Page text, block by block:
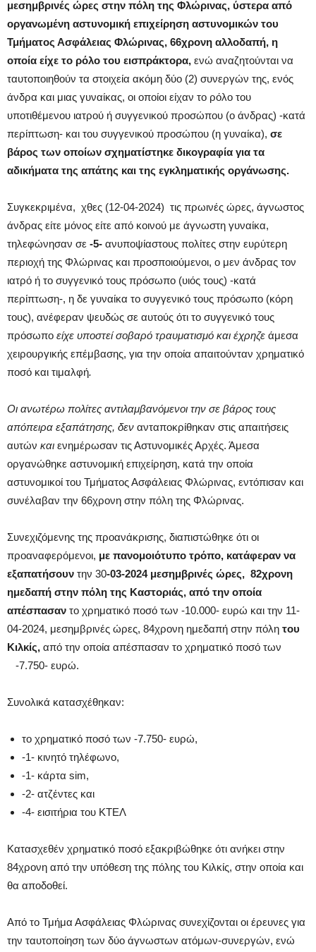
μεσημβρινές ώρες στην πόλη της Φλώρινας, ύστερα από
οργανωμένη αστυνομική επιχείρηση αστυνομικών του
Τμήματος Ασφάλειας Φλώρινας, 66χρονη αλλοδαπή, η
οποία είχε το ρόλο του εισπράκτορα, ενώ αναζητούνται να
ταυτοποιηθούν τα στοιχεία ακόμη δύο (2) συνεργών της, ενός
άνδρα και μιας γυναίκας, οι οποίοι είχαν το ρόλο του
υποτιθέμενου ιατρού ή συγγενικού προσώπου (ο άνδρας) -κατά
περίπτωση- και του συγγενικού προσώπου (η γυναίκα), σε
βάρος των οποίων σχηματίστηκε δικογραφία για τα
αδικήματα της απάτης και της εγκληματικής οργάνωσης.
Συγκεκριμένα, χθες (12-04-2024) τις πρωινές ώρες, άγνωστος
άνδρας είτε μόνος είτε από κοινού με άγνωστη γυναίκα,
τηλεφώνησαν σε -5- ανυποψίαστους πολίτες στην ευρύτερη
περιοχή της Φλώρινας και προσποιούμενοι, ο μεν άνδρας τον
ιατρό ή το συγγενικό τους πρόσωπο (υιός τους) -κατά
περίπτωση-, η δε γυναίκα το συγγενικό τους πρόσωπο (κόρη
τους), ανέφεραν ψευδώς σε αυτούς ότι το συγγενικό τους
πρόσωπο είχε υποστεί σοβαρό τραυματισμό και έχρηζε άμεσα
χειρουργικής επέμβασης, για την οποία απαιτούνταν χρηματικό
ποσό και τιμαλφή.
Οι ανωτέρω πολίτες αντιλαμβανόμενοι την σε βάρος τους
απόπειρα εξαπάτησης, δεν ανταποκρίθηκαν στις απαιτήσεις
αυτών και ενημέρωσαν τις Αστυνομικές Αρχές. Άμεσα
οργανώθηκε αστυνομική επιχείρηση, κατά την οποία
αστυνομικοί του Τμήματος Ασφάλειας Φλώρινας, εντόπισαν και
συνέλαβαν την 66χρονη στην πόλη της Φλώρινας.
Συνεχιζόμενης της προανάκρισης, διαπιστώθηκε ότι οι
προαναφερόμενοι, με πανομοιότυπο τρόπο, κατάφεραν να
εξαπατήσουν την 30-03-2024 μεσημβρινές ώρες, 82χρονη
ημεδαπή στην πόλη της Καστοριάς, από την οποία
απέσπασαν το χρηματικό ποσό των -10.000- ευρώ και την 11-
04-2024, μεσημβρινές ώρες, 84χρονη ημεδαπή στην πόλη του
Κιλκίς, από την οποία απέσπασαν το χρηματικό ποσό των
-7.750- ευρώ.
Συνολικά κατασχέθηκαν:
το χρηματικό ποσό των -7.750- ευρώ,
-1- κινητό τηλέφωνο,
-1- κάρτα sim,
-2- ατζέντες και
-4- εισιτήρια του ΚΤΕΛ
Κατασχεθέν χρηματικό ποσό εξακριβώθηκε ότι ανήκει στην
84χρονη από την υπόθεση της πόλης του Κιλκίς, στην οποία και
θα αποδοθεί.
Από το Τμήμα Ασφάλειας Φλώρινας συνεχίζονται οι έρευνες για
την ταυτοποίηση των δύο άγνωστων ατόμων-συνεργών, ενώ